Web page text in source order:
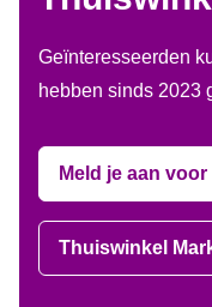
Geïnteresseerden
hebben sinds 2023
Meld je aan
Thuiswinkel